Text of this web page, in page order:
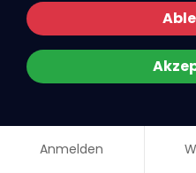
Anmelden